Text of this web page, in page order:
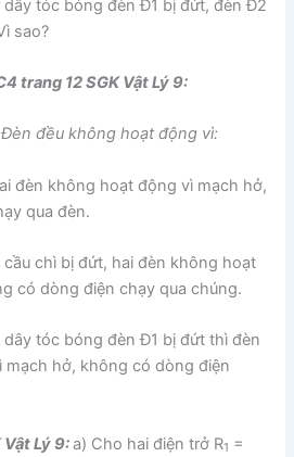
tóc bóng đèn Đ1 bị đứt, đèn Đ2
sao?
trang 12 SGK Vật Lý 9:
đều không hoạt động vì:
đèn không hoạt động vì mạch hở,
qua đèn.
chì bị đứt, hai đèn không hoạt
có dòng điện chạy qua chúng.
tóc bóng đèn Đ1 bị đứt thì đèn
hở, không có dòng điện
Vật Lý 9:a) Cho hai điện trở R1 =